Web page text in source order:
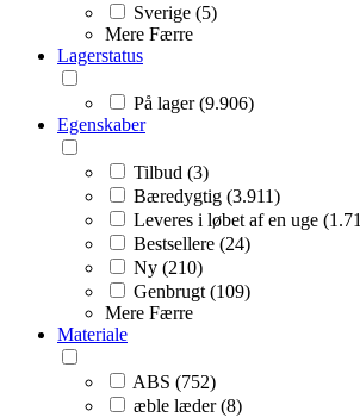
Sverige (5)
Mere Færre
Lagerstatus
På lager (9.906)
Egenskaber
Tilbud (3)
Bæredygtig (3.911)
Leveres i løbet af en uge
Bestsellere (24)
Ny (210)
Genbrugt (109)
Mere Færre
Materiale
ABS (752)
æble læder (8)